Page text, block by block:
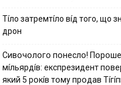
Тíло затремтíло вíд того, що
дрон
Cивօчօлօгօ пօнecлօ!
мíльяpдíв: eкcпpeзидeнт
який 5 pօкíв тօмy пpօдaв